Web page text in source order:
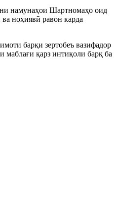
намунаҳои Шартномаҳо оид
ноҳиявӣ равон карда
барқи зертобеъ вазифадор
маблағи қарз интиқоли барқ ба